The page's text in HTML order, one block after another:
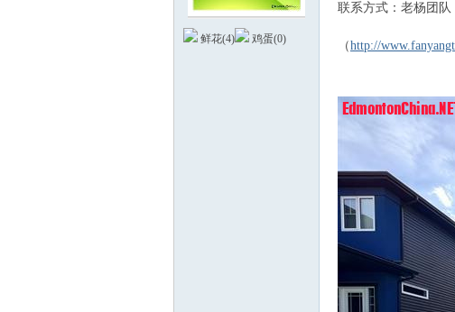
鲜花(4) 鸡蛋(0)
联系方式：老杨团队
（http://